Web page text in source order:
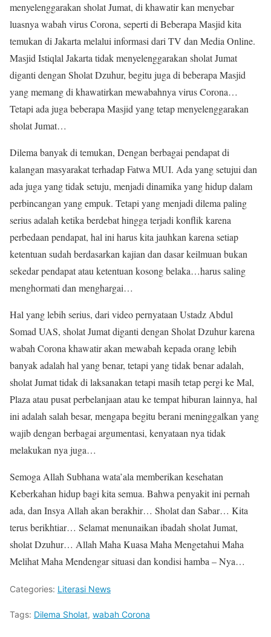
menyelenggarakan sholat Jumat, di khawatir kan menyebar
luasnya wabah virus Corona, seperti di Beberapa Masjid kita
temukan di Jakarta melalui informasi dari TV dan Media Online.
Masjid Istiqlal Jakarta tidak menyelenggarakan sholat Jumat
diganti dengan Sholat Dzuhur, begitu juga di beberapa Masjid
yang memang di khawatirkan mewabahnya virus Corona…
Tetapi ada juga beberapa Masjid yang tetap menyelenggarakan
sholat Jumat…
Dilema banyak di temukan, Dengan berbagai pendapat di
kalangan masyarakat terhadap Fatwa MUI. Ada yang setujui dan
ada juga yang tidak setuju, menjadi dinamika yang hidup dalam
perbincangan yang empuk. Tetapi yang menjadi dilema paling
serius adalah ketika berdebat hingga terjadi konflik karena
perbedaan pendapat, hal ini harus kita jauhkan karena setiap
ketentuan sudah berdasarkan kajian dan dasar keilmuan bukan
sekedar pendapat atau ketentuan kosong belaka…harus saling
menghormati dan menghargai…
Hal yang lebih serius, dari video pernyataan Ustadz Abdul
Somad UAS, sholat Jumat diganti dengan Sholat Dzuhur karena
wabah Corona khawatir akan mewabah kepada orang lebih
banyak adalah hal yang benar, tetapi yang tidak benar adalah,
sholat Jumat tidak di laksanakan tetapi masih tetap pergi ke Mal,
Plaza atau pusat perbelanjaan atau ke tempat hiburan lainnya, hal
ini adalah salah besar, mengapa begitu berani meninggalkan yang
wajib dengan berbagai argumentasi, kenyataan nya tidak
melakukan nya juga…
Semoga Allah Subhana wata’ala memberikan kesehatan
Keberkahan hidup bagi kita semua. Bahwa penyakit ini pernah
ada, dan Insya Allah akan berakhir… Sholat dan Sabar… Kita
terus berikhtiar… Selamat menunaikan ibadah sholat Jumat,
sholat Dzuhur… Allah Maha Kuasa Maha Mengetahui Maha
Melihat Maha Mendengar situasi dan kondisi hamba – Nya…
Categories: Literasi News
Tags: Dilema Sholat, wabah Corona